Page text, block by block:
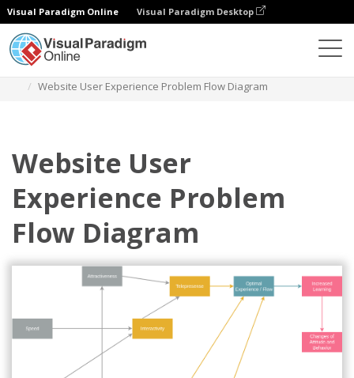
Visual Paradigm Online Visual Paradigm Desktop
Website User Experience Problem Flow Diagram
Website User
Experience Problem
Flow Diagram